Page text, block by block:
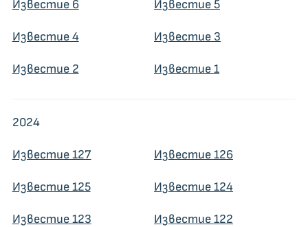
Известие 6 Известие 5
Известие 4 Известие 3
Известие 2 Известие 1
2024
Известие 127 Известие 126
Известие 125 Известие 124
Известие 123 Известие 122